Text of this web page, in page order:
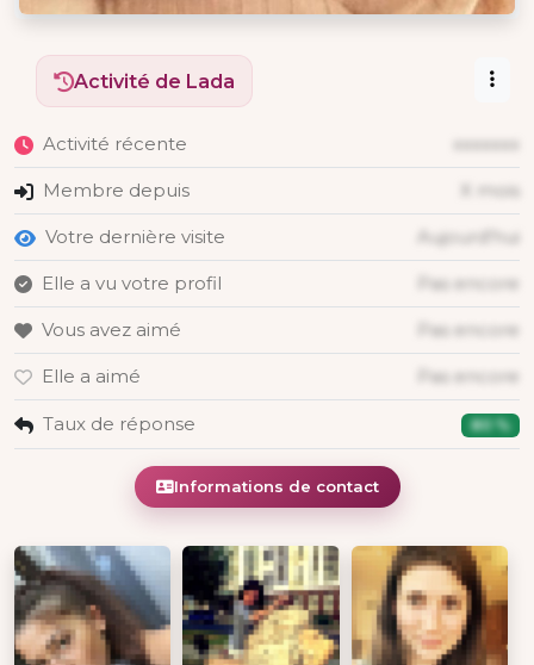
Activité de Lada
Activité récente xxxxxxx
Membre depuis X mois
Votre dernière visite Aujourd'hui
Elle a vu votre profil Pas encore
Vous avez aimé Pas encore
Elle a aimé Pas encore
Taux de réponse 80 %
Informations de contact